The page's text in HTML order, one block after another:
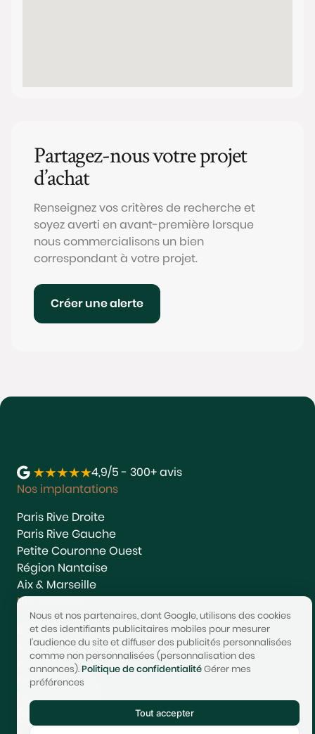
Partagez-nous votre projet
d’achat
Renseignez vos critères de recherche et
soyez averti en avant-première lorsque
nous commercialisons un bien
correspondant à votre projet.
Créer une alerte
4,9/5 - 300+ avis
Nos implantations
Paris Rive Droite
Paris Rive Gauche
Petite Couronne Ouest
Région Nantaise
Aix & Marseille
Nos services
Estimer
Vendre
Acheter
Nous rejoindre
Nous contacter
© 2017-2025 STONEO | Tech & Website powered byAvest
Nous et nos partenaires, dont Google, utilisons des cookies
et des identifiants publicitaires mobiles pour mesurer
l'audience du site et diffuser des publicités personnalisées
comme non personnalisées (personnalisation des
annonces).Politique de confidentialitéGérer mes
préférences
Tout accepter